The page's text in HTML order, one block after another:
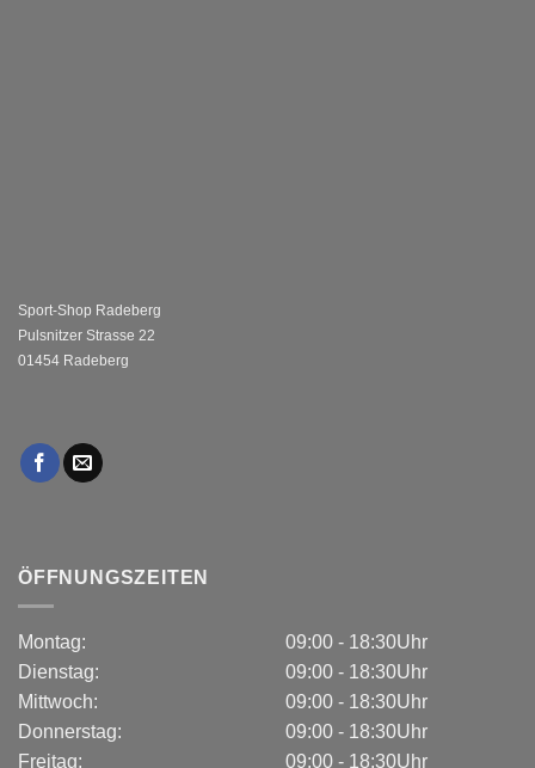
Sport-Shop Radeberg
Pulsnitzer Strasse 22
01454 Radeberg
ÖFFNUNGSZEITEN
Montag:
Dienstag:
Mittwoch:
Donnerstag:
Freitag:
09:00 - 18:30Uhr
09:00 - 18:30Uhr
09:00 - 18:30Uhr
09:00 - 18:30Uhr
09:00 - 18:30Uhr